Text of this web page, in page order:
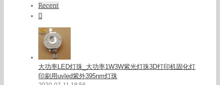
Recent
大功率LED灯珠_大功率1W3W紫光灯珠3D打印机固化灯
印刷用uvled紫外395nm灯珠